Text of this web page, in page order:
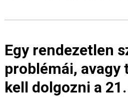
Egy rendezetlen
problémái, avagy
kell dolgozni a